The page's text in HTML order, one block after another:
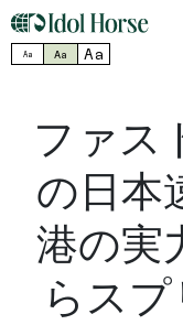
Aa Aa Aa
ファス
の日本
港の実
らス